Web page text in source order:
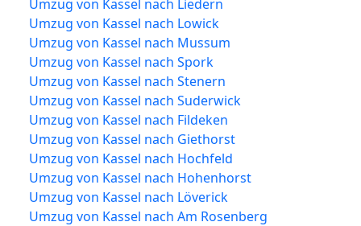
Umzug von Kassel nach Liedern
Umzug von Kassel nach Lowick
Umzug von Kassel nach Mussum
Umzug von Kassel nach Spork
Umzug von Kassel nach Stenern
Umzug von Kassel nach Suderwick
Umzug von Kassel nach Fildeken
Umzug von Kassel nach Giethorst
Umzug von Kassel nach Hochfeld
Umzug von Kassel nach Hohenhorst
Umzug von Kassel nach Löverick
Umzug von Kassel nach Am Rosenberg